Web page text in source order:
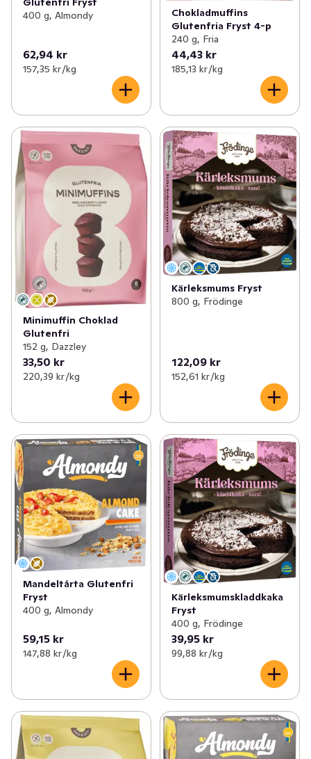
400 g, Almondy
62,94 kr
157,35 kr /kg
Chokladmuffins
Glutenfria Fryst 4-p
240 g, Fria
44,43 kr
185,13 kr /kg
Minimuffin Choklad
Glutenfri
152 g, Dazzley
33,50 kr
220,39 kr /kg
Kärleksmums Fryst
800 g, Frödinge
122,09 kr
152,61 kr /kg
Mandeltårta Glutenfri
Fryst
400 g, Almondy
59,15 kr
147,88 kr /kg
Kärleksmumskladdkaka
Fryst
400 g, Frödinge
39,95 kr
99,88 kr /kg